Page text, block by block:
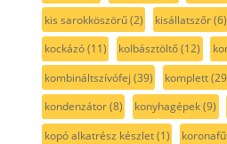
kis sarokköszörű(2) kisállatszőr(6)
kockázó(11) kolbásztöltő(12)
kombináltszívófej (39) komplett
kondenzátor(8) konyhagépek(9)
kopó alkatrész készlet(1)